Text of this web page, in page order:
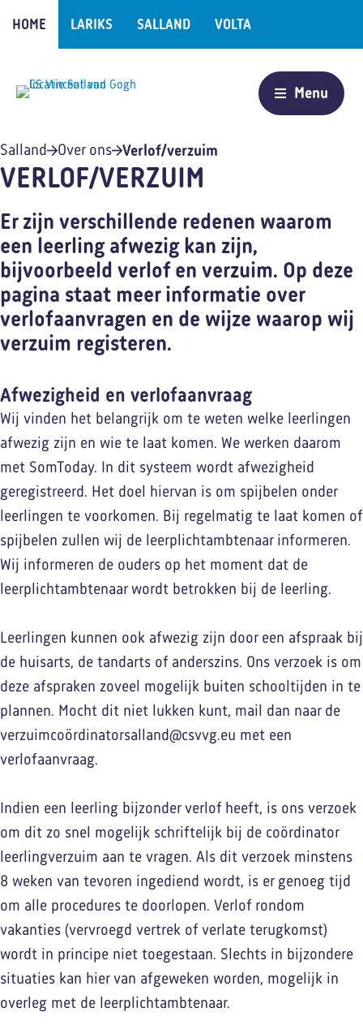
HOME LARIKS SALLAND VOLTA
Salland Over ons Verlof/verzuim
VERLOF/VERZUIM
Er zijn verschillende redenen waarom
een leerling afwezig kan zijn,
bijvoorbeeld verlof en verzuim. Op deze
pagina staat meer informatie over
verlofaanvragen en de wijze waarop wij
verzuim registeren.
Afwezigheid en verlofaanvraag
Wij vinden het belangrijk om te weten welke leerlingen
afwezig zijn en wie te laat komen. We werken daarom
met SomToday. In dit systeem wordt afwezigheid
geregistreerd. Het doel hiervan is om spijbelen onder
leerlingen te voorkomen. Bij regelmatig te laat komen of
spijbelen zullen wij de leerplichtambtenaar informeren.
Wij informeren de ouders op het moment dat de
leerplichtambtenaar wordt betrokken bij de leerling.
Leerlingen kunnen ook afwezig zijn door een afspraak bij
de huisarts, de tandarts of anderszins. Ons verzoek is om
deze afspraken zoveel mogelijk buiten schooltijden in te
plannen. Mocht dit niet lukken kunt, mail dan naar de
verzuimcoördinatorsalland@csvvg.eu met een
verlofaanvraag.
Indien een leerling bijzonder verlof heeft, is ons verzoek
om dit zo snel mogelijk schriftelijk bij de coördinator
leerlingverzuim aan te vragen. Als dit verzoek minstens
8 weken van tevoren ingediend wordt, is er genoeg tijd
om alle procedures te doorlopen. Verlof rondom
vakanties (vervroegd vertrek of verlate terugkomst)
wordt in principe niet toegestaan. Slechts in bijzondere
situaties kan hier van afgeweken worden, mogelijk in
overleg met de leerplichtambtenaar.